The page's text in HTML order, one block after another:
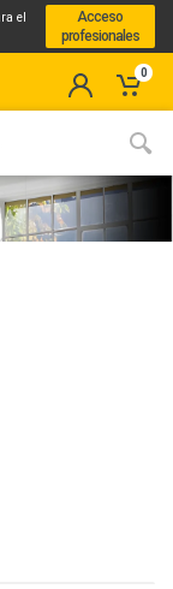
el
Acceso
profesionales
0